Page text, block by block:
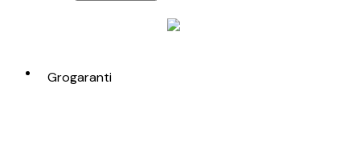
Grogaranti